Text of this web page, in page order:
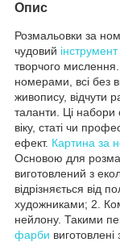
Опис
Розмальовки за
чудовий інструмент
творчого
номерами, всі без
живопису, відчути
таланти. Ці набори
віку, статі чи
ефект. Картина за
Основою для
виготовлений з
відрізняється від
художниками; 2.
нейлону. Такими
фарби виготовлені